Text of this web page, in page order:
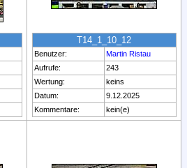
T14_1_10_12
Benutzer:
Martin Ristau
Aufrufe:
243
Wertung:
keins
Datum:
9.12.2025
Kommentare:
kein(e)